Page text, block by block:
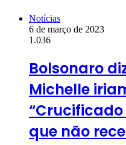
Notícias
6 de março de 2023
1.036
Bolsonaro
Michelle
que não